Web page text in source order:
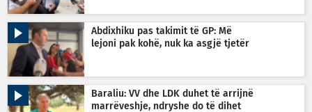
Abdixhiku pas takimit të GP: Më
lejoni pak kohë, nuk ka asgjë tjetër
Baraliu: VV dhe LDK duhet të arrijnë
marrëveshje, ndryshe do të dihet